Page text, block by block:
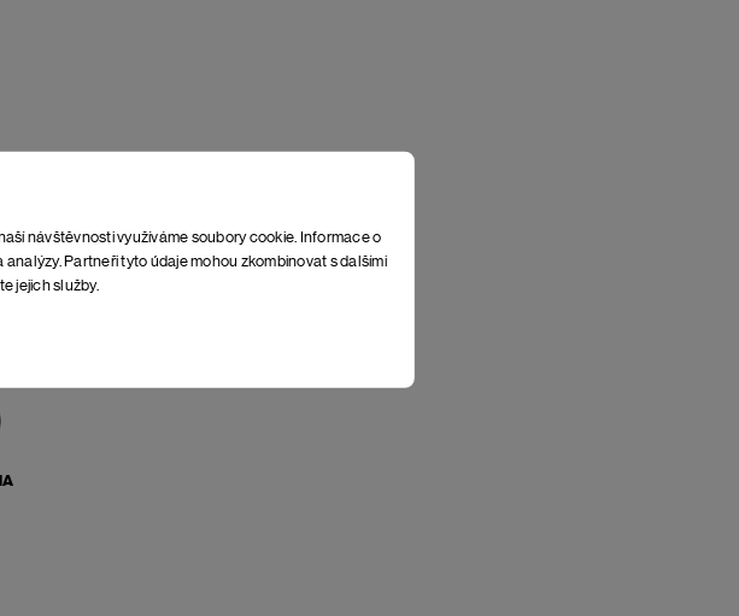
návštěvnosti využíváme soubory cookie. Informace o
Partneři tyto údaje mohou zkombinovat s dalšími
jejich služby.